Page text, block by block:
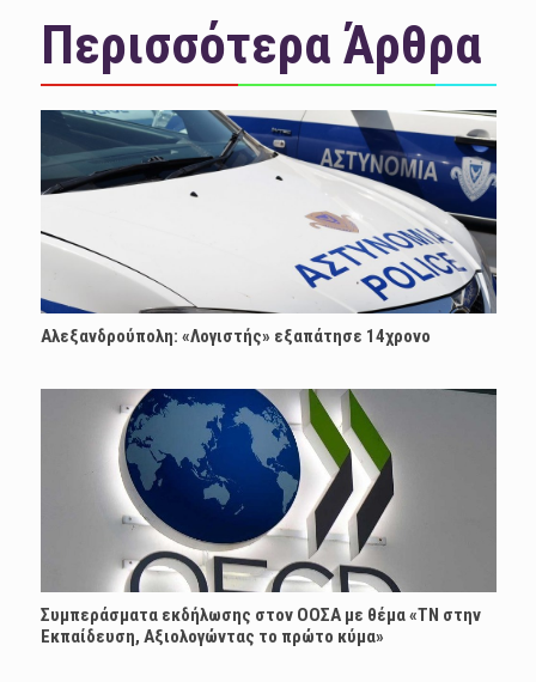
Περισσότερα Άρθρα
Αλεξανδρούπολη: «Λογιστής» εξαπάτησε 14χρονο
Συμπεράσματα εκδήλωσης στον ΟΟΣΑ με θέμα «ΤΝ στην
Εκπαίδευση, Αξιολογώντας το πρώτο κύμα»